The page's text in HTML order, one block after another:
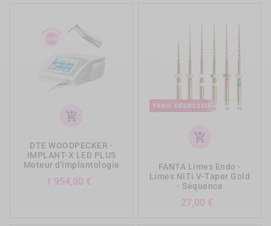
add_shopping_cart
DTE WOODPECKER -
IMPLANT-X LED PLUS
Moteur d'implantologie
1 954,00 €
add_shopping_cart
FANTA Limes Endo -
Limes NiTi V-Taper Gold
- Séquence
27,00 €